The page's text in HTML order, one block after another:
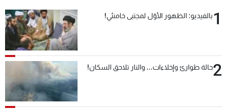
1بالفيديو: الظهور الأوّل لمجتبى خامنئي!
2حالة طوارئ وإخلاءات... والنار تلاحق السكان!